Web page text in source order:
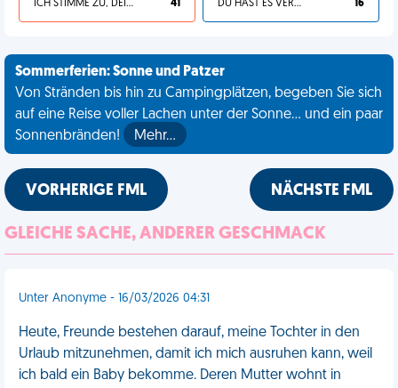
ICH STIMME ZU, DEIN LEBEN IST SCHEISSE 41 DU HAST ES VERDIENT 16
Sommerferien: Sonne und Patzer
Von Stränden bis hin zu Campingplätzen, begeben Sie sich
auf eine Reise voller Lachen unter der Sonne... und ein paar
Sonnenbränden!
Mehr…
VORHERIGE FML NÄCHSTE FML
GLEICHE SACHE, ANDERER GESCHMACK
Unter Anonyme - 16/03/2026 04:31
Heute, Freunde bestehen darauf, meine Tochter in den
Urlaub mitzunehmen, damit ich mich ausruhen kann, weil
ich bald ein Baby bekomme. Deren Mutter wohnt in